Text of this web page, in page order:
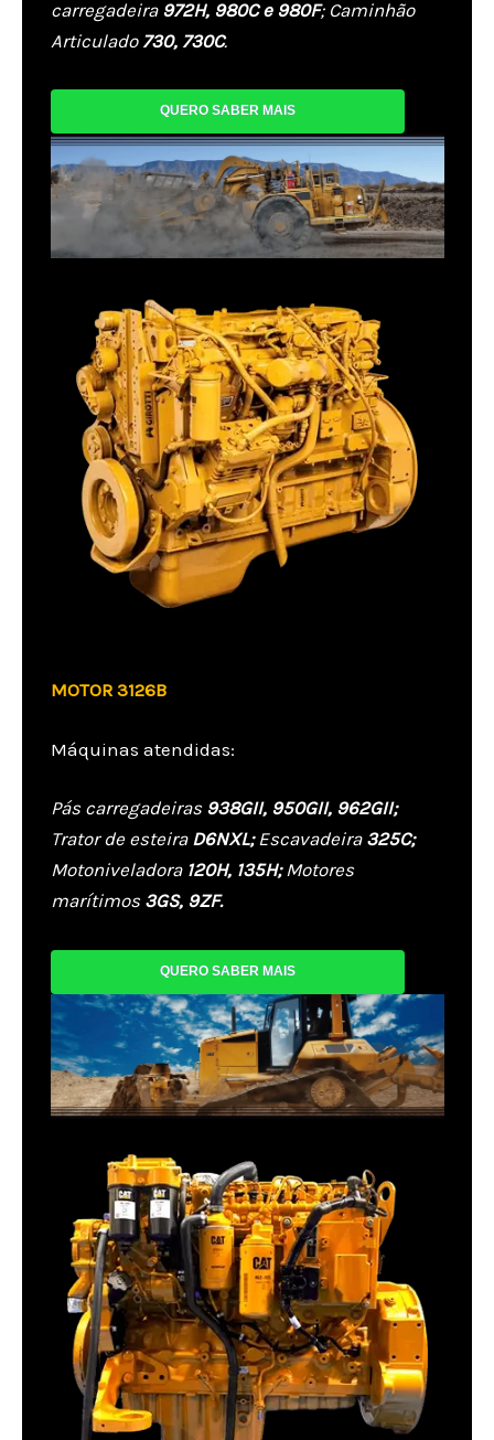
carregadeira 972H, 980C e 980F; Caminhão
Articulado730, 730C.
QUERO SABER MAIS
MOTOR 3126B
Máquinas atendidas:
Pás carregadeiras 938GII, 950GII, 962GII;
Trator de esteira D6NXL;Escavadeira 325C;
Motoniveladora 120H, 135H;Motores
marítimos 3GS, 9ZF.
QUERO SABER MAIS